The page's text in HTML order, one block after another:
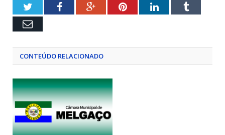
TwitterFacebookGoogle+PinterestLinkedInTumblr
Email
CONTEÚDO RELACIONADO